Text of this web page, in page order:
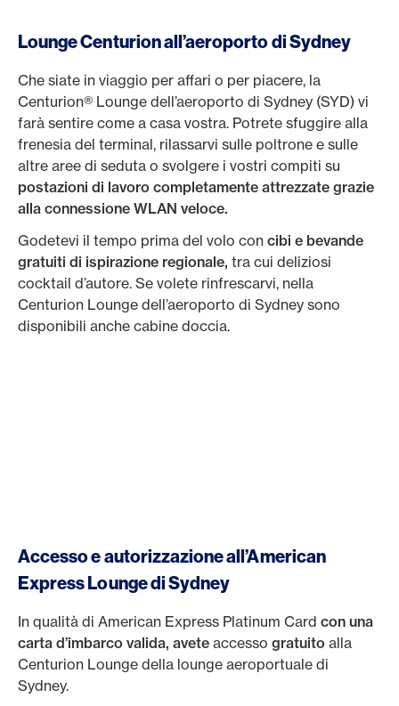
Lounge Centurion all’aeroporto di Sydney
Che siate in viaggio per affari o per piacere, la
Centurion® Lounge dell’aeroporto di Sydney (SYD) vi
farà sentire come a casa vostra. Potrete sfuggire alla
frenesia del terminal, rilassarvi sulle poltrone e sulle
altre aree di seduta o svolgere i vostri compiti su
postazioni di lavoro completamente attrezzate grazie
alla connessione WLAN veloce.
Godetevi il tempo prima del volo con cibi e bevande
gratuiti di ispirazione regionale, tra cui deliziosi
cocktail d’autore. Se volete rinfrescarvi, nella
Centurion Lounge dell’aeroporto di Sydney sono
disponibili anche cabine doccia.
Accesso e autorizzazione all’American
Express Lounge di Sydney
In qualità di American Express Platinum Card con una
carta d’imbarco valida, avete accesso gratuito alla
Centurion Lounge della lounge aeroportuale di
Sydney.